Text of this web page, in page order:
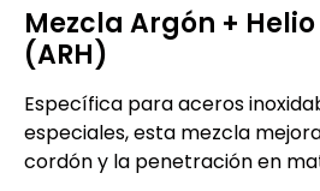
Mezcla Argón +
(ARH)
Específica para aceros
especiales, esta mezcla
cordón y la penetración en